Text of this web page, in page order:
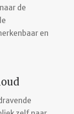
de
en